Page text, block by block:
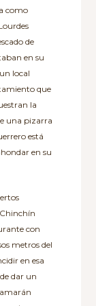
como
de
en su
local
que
la
una pizarra
está
en su
con
metros del
en esa
dar un